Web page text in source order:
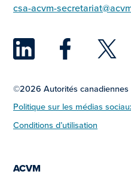
csa-acvm-
©2026 Autorités canadiennes
Politique sur les médias
Conditions d’utilisation
ACVM